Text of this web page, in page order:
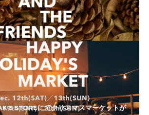
STOREにてクリスマスマーケットが